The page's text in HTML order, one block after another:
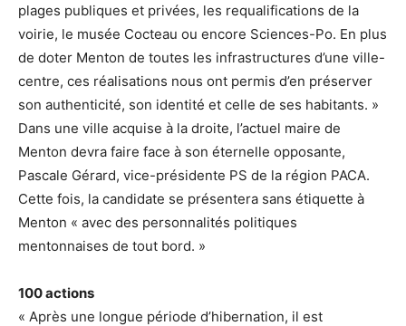
plages publiques et privées, les requalifications de la
voirie, le musée Cocteau ou encore Sciences-Po. En plus
de doter Menton de toutes les infrastructures d’une ville-
centre, ces réalisations nous ont permis d’en préserver
son authenticité, son identité et celle de ses habitants. »
Dans une ville acquise à la droite, l’actuel maire de
Menton devra faire face à son éternelle opposante,
Pascale Gérard, vice-présidente PS de la région PACA.
Cette fois, la candidate se présentera sans étiquette à
Menton « avec des personnalités politiques
mentonnaises de tout bord. »
100 actions
« Après une longue période d’hibernation, il est